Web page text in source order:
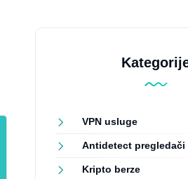
VPN usluge
Antidetect pregledači
Kripto berze